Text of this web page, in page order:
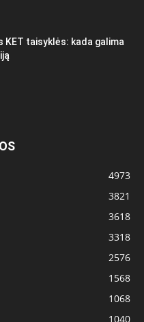
KET taisyklės: kada galima
4973
3821
3618
3318
2576
1568
1068
1040